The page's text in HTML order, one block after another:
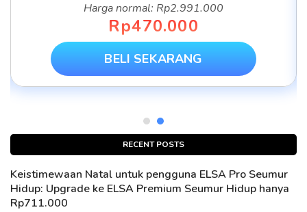
RECENT POSTS
Keistimewaan Natal untuk pengguna ELSA Pro Seumur
Hidup: Upgrade ke ELSA Premium Seumur Hidup hanya
Rp711.000
Harga normal: Rp2.991.000
Rp470.000
BELI SEKARANG